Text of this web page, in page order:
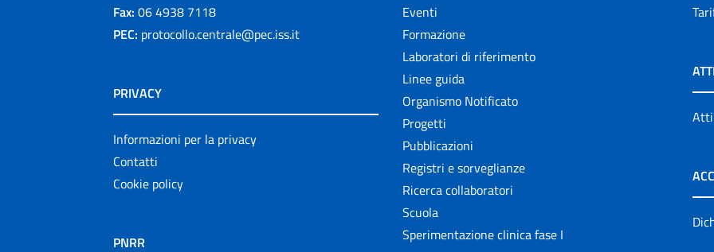
Fax: 06 4938 7118
PEC: protocollo.centrale@pec.iss.it
PRIVACY
Informazioni per la privacy
Contatti
Cookie policy
PNRR
Eventi
Formazione
Laboratori di riferimento
Linee guida
Organismo Notificato
Progetti
Pubblicazioni
Registri e sorveglianze
Ricerca collaboratori
Scuola
Sperimentazione clinica fase I
Atti